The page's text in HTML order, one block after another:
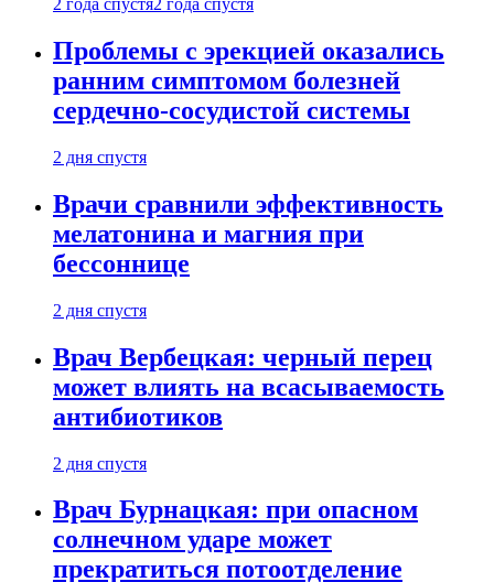
2 года спустя2 года спустя
Проблемы с эрекцией оказались
ранним симптомом болезней
сердечно-сосудистой системы
2 дня спустя
Врачи сравнили эффективность
мелатонина и магния при
бессоннице
2 дня спустя
Врач Вербецкая: черный перец
может влиять на всасываемость
антибиотиков
2 дня спустя
Врач Бурнацкая: при опасном
солнечном ударе может
прекратиться потоотделение